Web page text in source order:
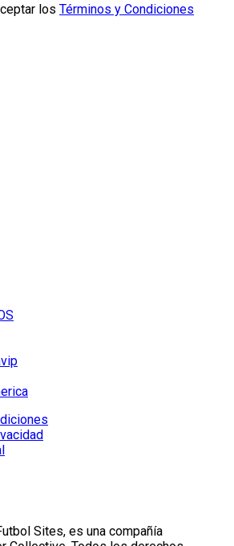
los Términos y Condiciones
Sites, es una compañía